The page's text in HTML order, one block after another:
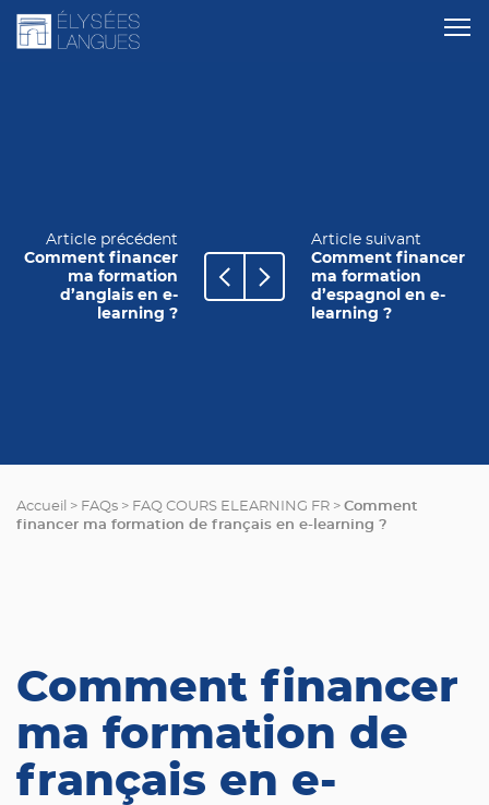
Article précédent
Comment financer
ma formation
d’anglais en e-
learning ?
Article suivant
Comment financer
ma formation
d’espagnol en e-
learning ?
Accueil > FAQs > FAQ COURS ELEARNING FR > Comment
financer ma formation de français en e-learning ?
Comment financer
ma formation de
français en e-